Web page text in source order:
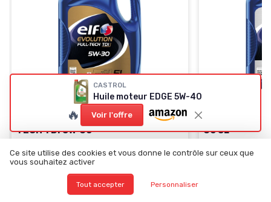
Huile moteur EVOLUTION FULL-
TECH TDI 5W-30
Diesel
5W-30pour meilleures
performances
30 5L
CASTROL
Huile moteur EDGE 5W-40
🔥 Voir l'offre
Ce site utilise des cookies et vous donne le contrôle sur ceux que
vous souhaitez activer
Tout accepter Personnaliser